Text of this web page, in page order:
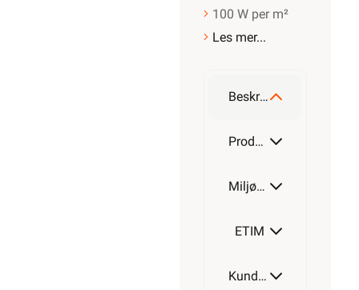
100 W per m²
Les mer...
Beskrivelse
Produktdetaljer
Miljøparametere
ETIM
Kundeomtale